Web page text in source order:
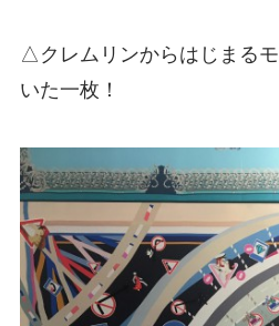
△クレムリンからはじまる
いた一枚！